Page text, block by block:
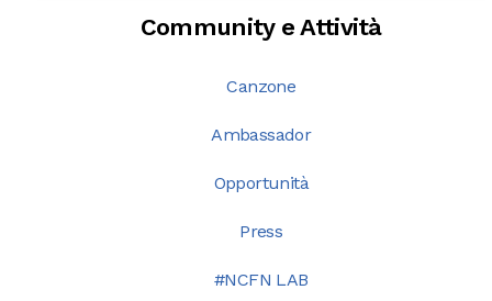
Community e Attività
Canzone
Ambassador
Opportunità
Press
#NCFN LAB